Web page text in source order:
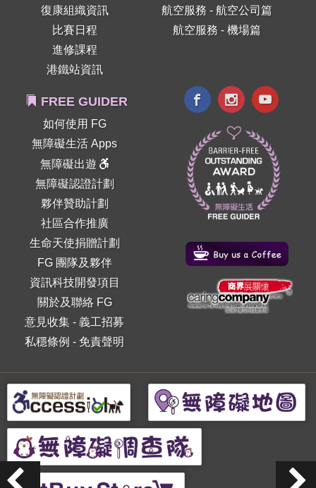
復康組織資訊
比賽日程
進修課程
港鐵站資訊
航空服務 - 航空公司篇
航空服務 - 機場篇
FREE GUIDER
如何使用 FG
無障礙生活 Apps
無障礙出遊
無障礙認證計劃
夥伴贊助計劃
社區合作推廣
生命天使捐贈計劃
FG 團隊及夥伴
資訊科技開發項目
關於及聯絡 FG
意見收集 -義工招募
私穩條例 - 免責聲明